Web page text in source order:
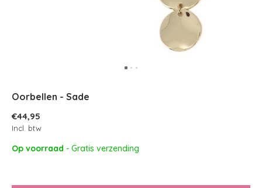
Oorbellen - Sade
€44,95
Incl. btw
Op voorraad - Gratis verzending